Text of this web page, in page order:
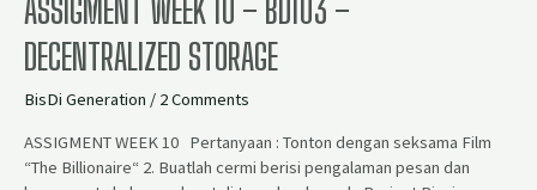
ASSIGMENT WEEK 10 – BD103 –
DECENTRALIZED STORAGE
BisDi Generation / 2 Comments
ASSIGMENT WEEK 10 Pertanyaan : Tonton dengan seksama Film
“The Billionaire“ 2. Buatlah cermi berisi pengalaman pesan dan